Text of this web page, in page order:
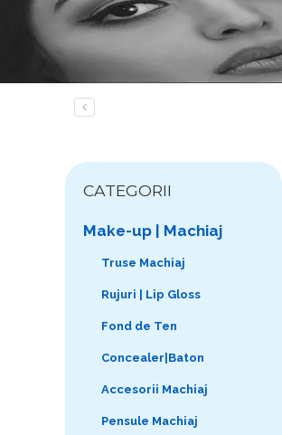
CATEGORII
Make-up | Machiaj
Truse Machiaj
Rujuri | Lip Gloss
Fond de Ten
Concealer|Baton
Accesorii Machiaj
Pensule Machiaj